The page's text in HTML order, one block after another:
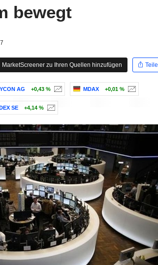
bewegt
MarketScreener zu Ihren Quellen hinzufügen
AG +0,43 % MDAX +0,01 %
SE +4,14 %